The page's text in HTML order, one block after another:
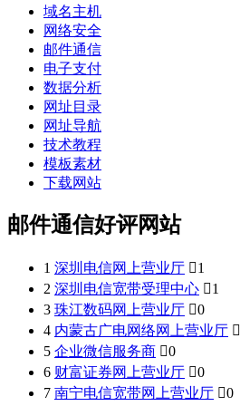
域名主机
网络安全
邮件通信
电子支付
数据分析
网址目录
网址导航
技术教程
模板素材
下载网站
邮件通信好评网站
1 深圳电信网上营业厅 1
2 深圳电信宽带受理中心 1
3 珠江数码网上营业厅 0
4 内蒙古广电网络网上营业厅 
5 企业微信服务商 0
6 财富证券网上营业厅 0
7 南宁电信宽带网上营业厅 0